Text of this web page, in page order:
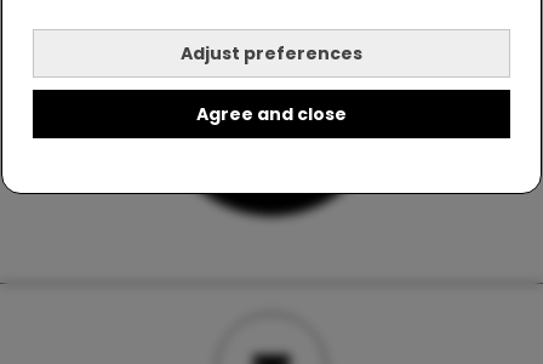
Adjust preferences
Agree and close